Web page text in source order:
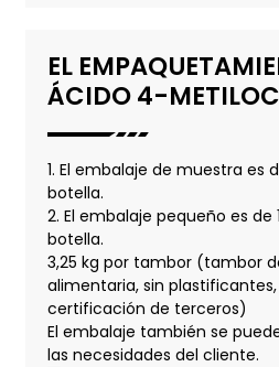
EL
ÁCIDO 4-
1. El embalaje de muestra es
botella.
2. El embalaje pequeño es de
botella.
3,25 kg por tambor (tambor
alimentaria, sin
certificación de terceros)
El embalaje también se
las necesidades del cliente.